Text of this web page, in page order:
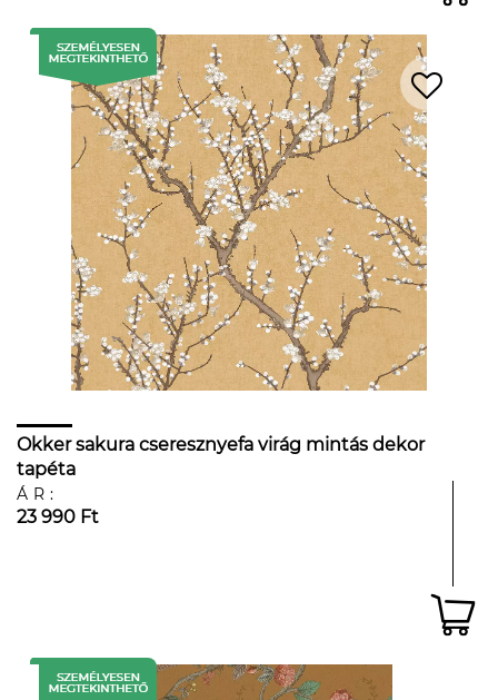
Okker sakura cseresznyefa virág mintás dekor
tapéta
ÁR:
23 990 Ft